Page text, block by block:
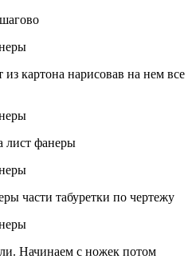
из картона нарисовав на нем все
лист фанеры
части табуретки по чертежу
Начинаем с ножек потом